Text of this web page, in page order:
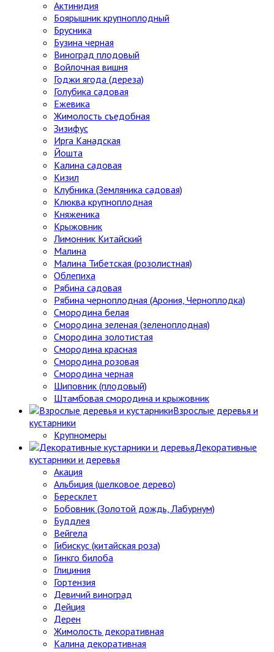
Актинидия
Боярышник крупноплодный
Брусника
Бузина черная
Виноград плодовый
Войлочная вишня
Годжи ягода (дереза)
Голубика садовая
Ежевика
Жимолость съедобная
Зизифус
Ирга Канадская
Йошта
Калина садовая
Кизил
Клубника (Земляника садовая)
Клюква крупноплодная
Княженика
Крыжовник
Лимонник Китайский
Малина
Малина Тибетская (розолистная)
Облепиха
Рябина садовая
Рябина черноплодная (Арония, Черноплодка)
Смородина белая
Смородина зеленая (зеленоплодная)
Смородина золотистая
Смородина красная
Смородина розовая
Смородина черная
Шиповник (плодовый)
Штамбовая смородина и крыжовник
Взрослые деревья и
кустарники
Крупномеры
Декоративные
кустарники и деревья
Акация
Альбиция (шелковое дерево)
Бересклет
Бобовник (Золотой дождь, Лабурнум)
Буддлея
Вейгела
Гибискус (китайская роза)
Гинкго билоба
Глициния
Гортензия
Девичий виноград
Дейция
Дерен
Жимолость декоративная
Калина декоративная